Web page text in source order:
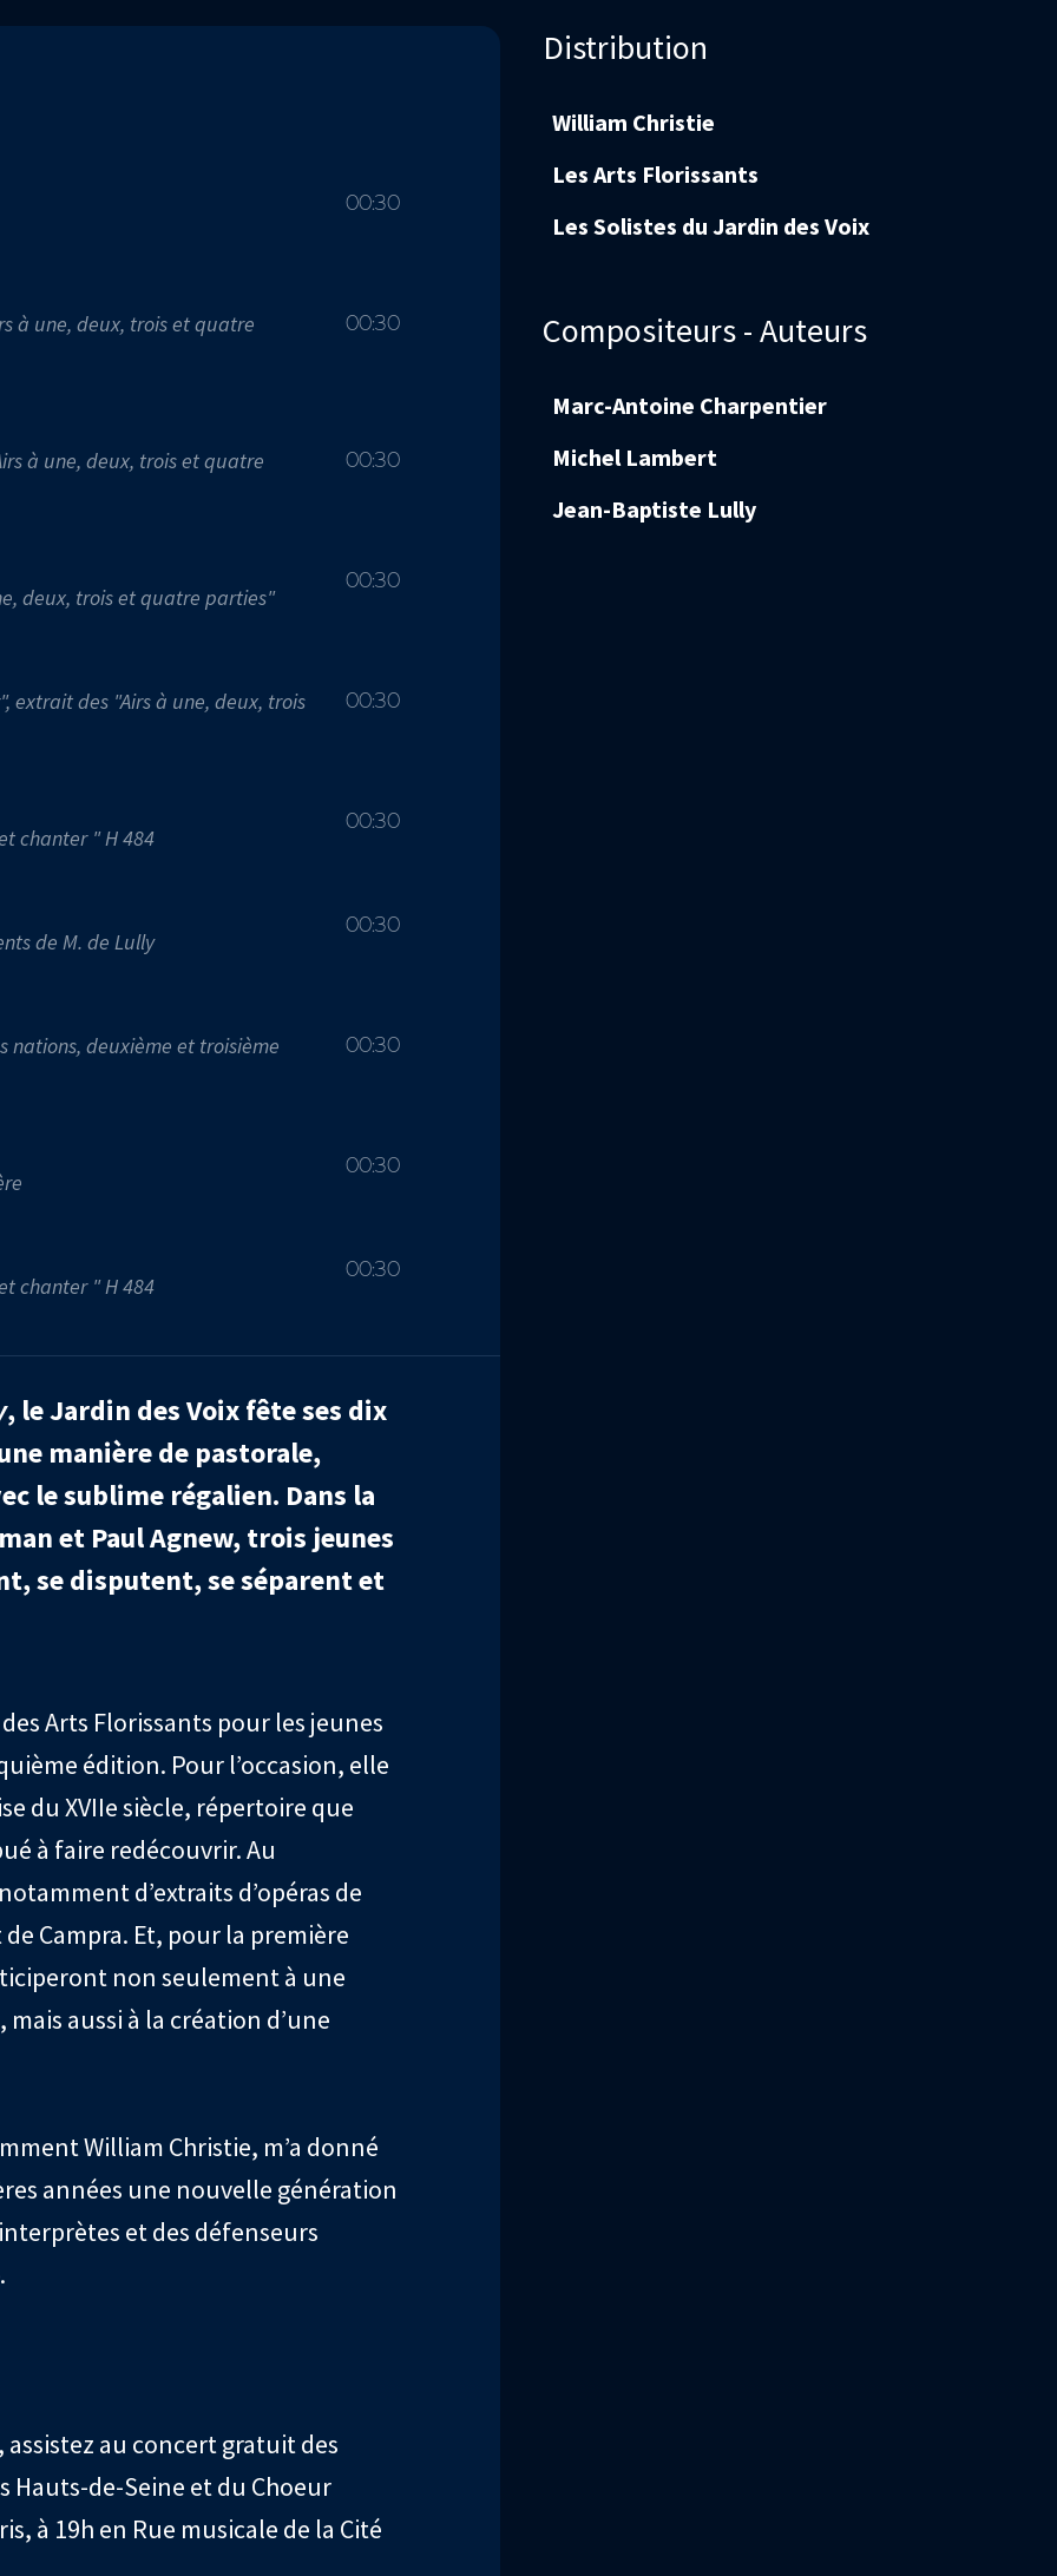
00:30
à une, deux, trois et quatre
00:30
à une, deux, trois et quatre
00:30
deux, trois et quatre parties"
00:30
extrait des "Airs à une, deux, trois
00:30
chanter " H 484
00:30
de M. de Lully
00:30
nations, deuxième et troisième
00:30
00:30
chanter " H 484
00:30
, le Jardin des Voix fête ses dix
manière de pastorale,
le sublime régalien. Dans la
et Paul Agnew, trois jeunes
se disputent, se séparent et
Arts Florissants pour les jeunes
édition. Pour l’occasion, elle
du XVIIe siècle, répertoire que
à faire redécouvrir. Au
d’extraits d’opéras de
Campra. Et, pour la première
non seulement à une
aussi à la création d’une
William Christie, m’a donné
années une nouvelle génération
et des défenseurs
au concert gratuit des
Hauts-de-Seine et du Choeur
à 19h en Rue musicale de la Cité
Distribution
William Christie
Les Arts Florissants
Les Solistes du Jardin des Voix
Compositeurs - Auteurs
Marc-Antoine Charpentier
Michel Lambert
Jean-Baptiste Lully